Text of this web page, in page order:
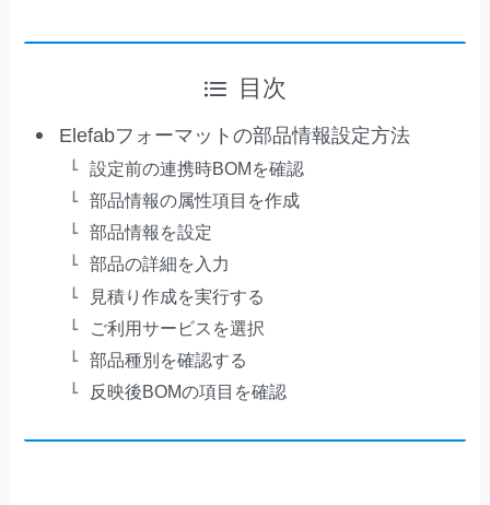
目次
Elefabフォーマットの部品情報設定方法
設定前の連携時BOMを確認
部品情報の属性項目を作成
部品情報を設定
部品の詳細を入力
見積り作成を実行する
ご利用サービスを選択
部品種別を確認する
反映後BOMの項目を確認